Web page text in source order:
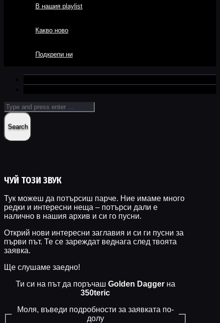
В нашия playlist
Какво ново
Подкрепи ни
ЧУЙ ТОЗИ ЗВУК
Тук можеш да потърсиш парче. Ние имаме много
редки и интересни неща – потърси дали е
налично в нашия архив и си го пусни.
Открий нови интересни заглавия и си ги пусни за
първи път. Те се зареждат веднага след твоята
заявка.
Ще слушаме заедно!
Ти си на път да поръчаш Golden Daggerна
350teric
Моля, въведи подробности за заявката по-
долу